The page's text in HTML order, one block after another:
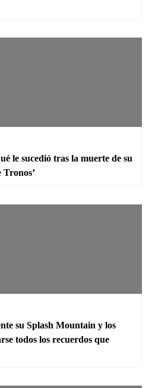
le sucedió tras la muerte de su
Tronos’
su Splash Mountain y los
todos los recuerdos que